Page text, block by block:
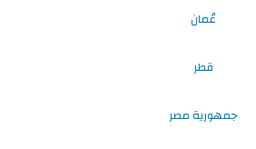
عُمان
قطر
جمهورية مصر